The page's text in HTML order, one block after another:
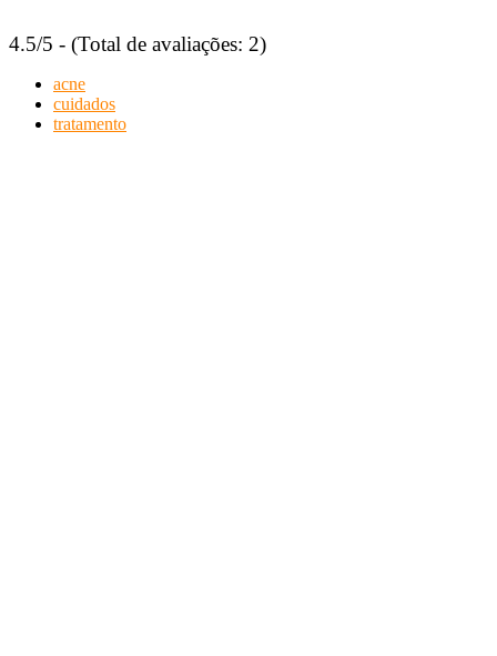
4.5/5 - (Total de avaliações: 2)
acne
cuidados
tratamento